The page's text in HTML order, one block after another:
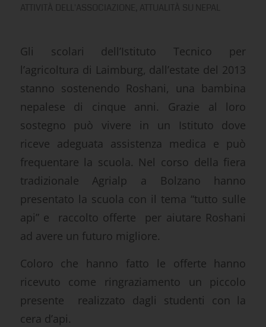
Gli scolari dell’Istituto Tecnico per
l’agricoltura di Laimburg, dall’estate del 2013
stanno sostenendo Roshani, una bambina
nepalese di cinque anni. Grazie al loro
sostegno può vivere in un Istituto dove
riceve adeguata assistenza medica e può
frequentare la scuola. Nel corso della fiera
tradizionale Agrialp a Bolzano hanno
presentato la scuola con il tema “tutto sulle
api” e raccolto offerte per aiutare Roshani
ad avere un futuro migliore.
Coloro che hanno fatto le offerte hanno
ricevuto come ringraziamento un piccolo
presente realizzato dagli studenti con la
cera d’api.